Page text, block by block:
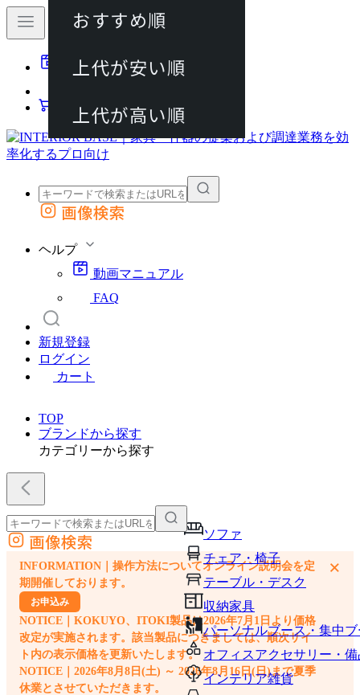
動画マニュアル
カート
外部サイトの商品をカートに追加
画像検索
ヘルプ
動画マニュアル
FAQ
新規登録
ログイン
カート
TOP
ブランドから探す
カテゴリーから探す
ソファ
チェア・椅子
テーブル・デスク
収納家具
パーソナルブース・集中
オフィスアクセサリー・備
インテリア雑貨
外部サイトの商品をカートに追加
他のサイトで見つけた商品ページのURLを貼り付けて、カートに追加できます
画像検索
INFORMATION｜操作方法についてオンライン説明会を定
期開催しております。
お申込み
NOTICE｜KOKUYO、ITOKI製品は2026年7月1日より価格
改定が実施されます。該当製品につきましては、順次サイ
ト内の表示価格を更新いたします。
NOTICE｜2026年8月8日(土) ～ 2026年8月16日(日)まで夏季
休業とさせていただきます。
×
おすすめ順
上代が安い順
上代が高い順